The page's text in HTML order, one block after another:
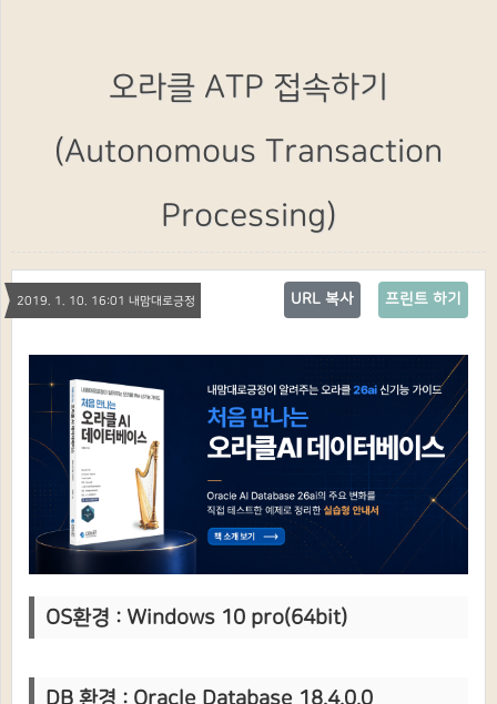
오라클 ATP 접속하기
(Autonomous Transaction
Processing)
2019. 1. 10. 16:01 내맘대로긍정 프린트 하기
URL 복사
OS환경 : Windows 10 pro(64bit)
DB 환경 : Oracle Database 18.4.0.0